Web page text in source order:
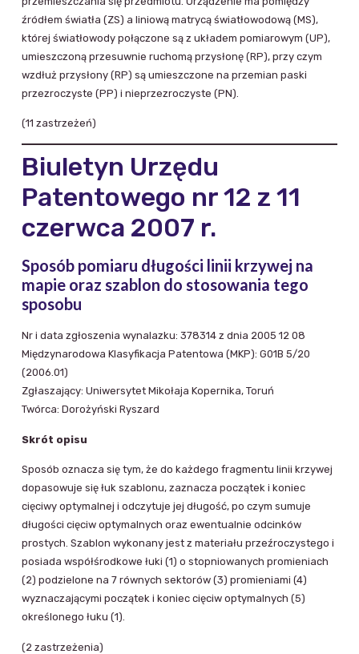
źródłem światła (ZS) a liniową matrycą światłowodową (MS),
której światłowody połączone są z układem pomiarowym (UP),
umieszczoną przesuwnie ruchomą przysłonę (RP), przy czym
wzdłuż przysłony (RP) są umieszczone na przemian paski
przezroczyste (PP) i nieprzezroczyste (PN).
(11 zastrzeżeń)
Biuletyn Urzędu
Patentowego nr 12 z 11
czerwca 2007 r.
Sposób pomiaru długości linii krzywej na
mapie oraz szablon do stosowania tego
sposobu
Nr i data zgłoszenia wynalazku: 378314 z dnia 2005 12 08
Międzynarodowa Klasyfikacja Patentowa (MKP): G01B 5/20
(2006.01)
Zgłaszający: Uniwersytet Mikołaja Kopernika, Toruń
Twórca: Dorożyński Ryszard
Skrót opisu
Sposób oznacza się tym, że do każdego fragmentu linii krzywej
dopasowuje się łuk szablonu, zaznacza początek i koniec
cięciwy optymalnej i odczytuje jej długość, po czym sumuje
długości cięciw optymalnych oraz ewentualnie odcinków
prostych. Szablon wykonany jest z materiału przeźroczystego i
posiada współśrodkowe łuki (1) o stopniowanych promieniach
(2) podzielone na 7 równych sektorów (3) promieniami (4)
wyznaczającymi początek i koniec cięciw optymalnych (5)
określonego łuku (1).
(2 zastrzeżenia)